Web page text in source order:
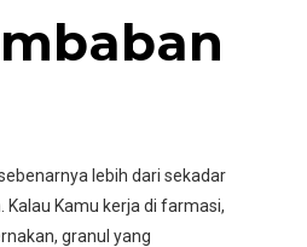
lebih dari sekadar
Kamu kerja di farmasi,
granul yang